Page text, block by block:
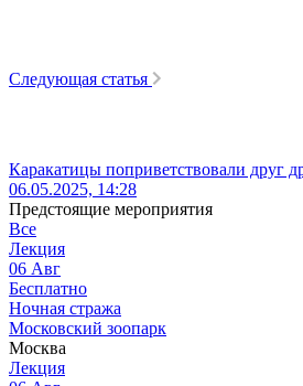
Следующая статья
Каракатицы поприветствовали друг
06.05.2025, 14:28
Предстоящие мероприятия
Все
Лекция
06 Авг
Бесплатно
Ночная стража
Московский зоопарк
Москва
Лекция